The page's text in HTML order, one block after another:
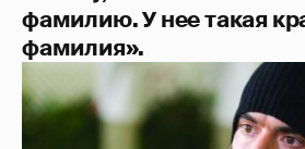
фамилию. У нее такая
фамилия».